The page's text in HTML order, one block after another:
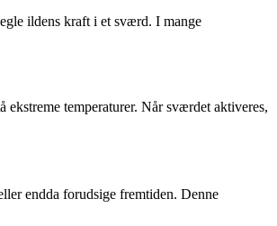
ildens kraft i et sværd. I mange
temperaturer. Når sværdet aktiveres,
endda forudsige fremtiden. Denne